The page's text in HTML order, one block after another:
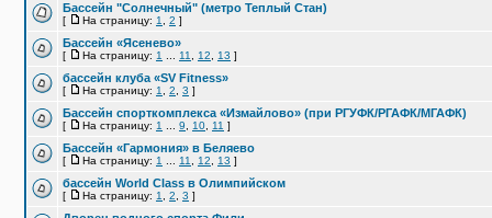
Бассейн "Солнечный" (метро Теплый Стан)
[ На страницу: 1 2 ]
Бассейн «Ясенево»
[ На страницу: 1 11 12 13 ]
бассейн клуба «SV Fitness»
[ На страницу: 1 2 3 ]
Бассейн спорткомплекса «Измайлово» (при РГУФК/РГАФК/МГАФК)
[ На страницу: 1 9 10 11 ]
Бассейн «Гармония» в Беляево
[ На страницу: 1 11 12 13 ]
бассейн World Class в Олимпийском
[ На страницу: 1 2 3 ]